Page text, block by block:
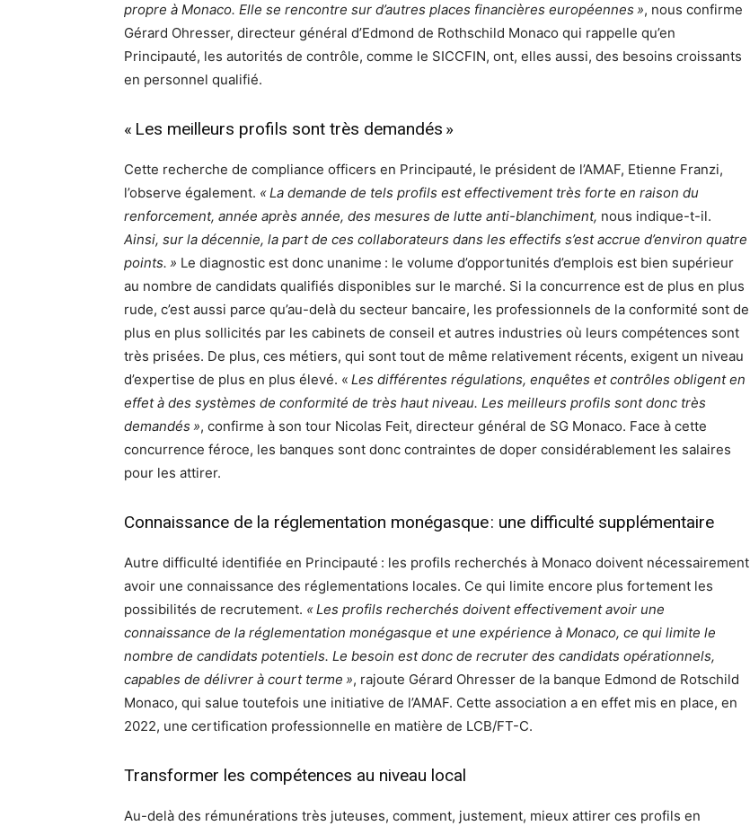
propre à Monaco. Elle se rencontre sur d’autres places financières européennes », nous confirme
Gérard Ohresser, directeur général d’Edmond de Rothschild Monaco qui rappelle qu’en
Principauté, les autorités de contrôle, comme le SICCFIN, ont, elles aussi, des besoins croissants
en personnel qualifié.
« Les meilleurs profils sont très demandés »
Cette recherche de compliance officers en Principauté, le président de l’AMAF, Etienne Franzi,
l’observe également. « La demande de tels profils est effectivement très forte en raison du
renforcement, année après année, des mesures de lutte anti-blanchiment, nous indique-t-il.
Ainsi, sur la décennie, la part de ces collaborateurs dans les effectifs s’est accrue d’environ quatre
points. » Le diagnostic est donc unanime : le volume d’opportunités d’emplois est bien supérieur
au nombre de candidats qualifiés disponibles sur le marché. Si la concurrence est de plus en plus
rude, c’est aussi parce qu’au-delà du secteur bancaire, les professionnels de la conformité sont de
plus en plus sollicités par les cabinets de conseil et autres industries où leurs compétences sont
très prisées. De plus, ces métiers, qui sont tout de même relativement récents, exigent un niveau
d’expertise de plus en plus élevé. « Les différentes régulations, enquêtes et contrôles obligent en
effet à des systèmes de conformité de très haut niveau. Les meilleurs profils sont donc très
demandés », confirme à son tour Nicolas Feit, directeur général de SG Monaco. Face à cette
concurrence féroce, les banques sont donc contraintes de doper considérablement les salaires
pour les attirer.
Connaissance de la réglementation monégasque : une difficulté supplémentaire
Autre difficulté identifiée en Principauté : les profils recherchés à Monaco doivent nécessairement
avoir une connaissance des réglementations locales. Ce qui limite encore plus fortement les
possibilités de recrutement. « Les profils recherchés doivent effectivement avoir une
connaissance de la réglementation monégasque et une expérience à Monaco, ce qui limite le
nombre de candidats potentiels. Le besoin est donc de recruter des candidats opérationnels,
capables de délivrer à court terme », rajoute Gérard Ohresser de la banque Edmond de Rotschild
Monaco, qui salue toutefois une initiative de l’AMAF. Cette association a en effet mis en place, en
2022, une certification professionnelle en matière de LCB/FT-C.
Transformer les compétences au niveau local
Au-delà des rémunérations très juteuses, comment, justement, mieux attirer ces profils en